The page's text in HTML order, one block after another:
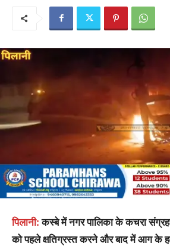
पिलानी: कस्बे में नगर पालिका के कचरा
को पहले क्षतिग्रस्त करने और बाद में आग के